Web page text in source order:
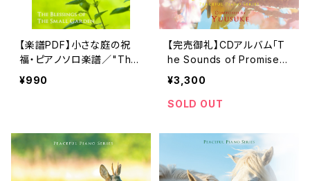
【楽譜PDF】小さな庭の祝
福・ピアノソロ楽譜／"The
Blessings of The Small
¥990
【完売御礼】CDアルバム「T
he Sounds of Promise」-
Peaceful Piano Series-
／Yuusuke
¥3,300
SOLD OUT